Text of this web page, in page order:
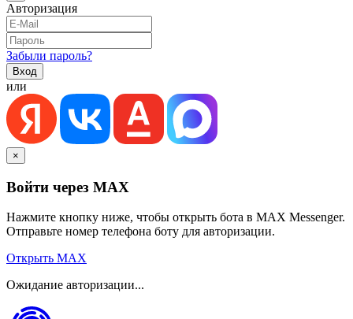
Авторизация
Забыли пароль?
или
×
Войти через MAX
Нажмите кнопку ниже, чтобы открыть бота в MAX Messenger.
Отправьте номер телефона боту для авторизации.
Открыть MAX
Ожидание авторизации...